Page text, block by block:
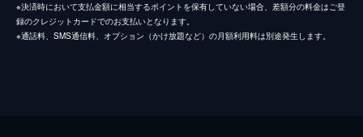
※決済時において支払金額に相当するポイントを保有していない場合、差額分の料金はご登
録のクレジットカードでのお支払いとなります。
※通話料、SMS通信料、オプション（かけ放題など）の月額利用料は別途発生します。